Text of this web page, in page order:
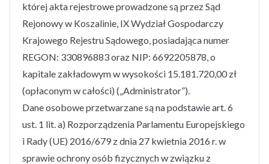
której akta rejestrowe prowadzone są przez Sąd
Rejonowy w Koszalinie, IX Wydział Gospodarczy
Krajowego Rejestru Sądowego, posiadająca numer
REGON: 330896883 oraz NIP: 6692205878, o
kapitale zakładowym w wysokości 15.181.720,00 zł
(opłaconym w całości) („Administrator”).
Dane osobowe przetwarzane są na podstawie art. 6
ust. 1 lit. a) Rozporządzenia Parlamentu Europejskiego
i Rady (UE) 2016/679 z dnia 27 kwietnia 2016 r. w
sprawie ochrony osób fizycznych w związku z